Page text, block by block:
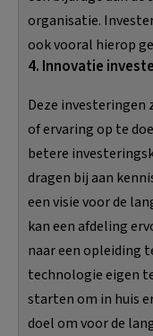
organisatie.
ook vooral hierop
4. Innovatie
Deze investeringen
of ervaring op te
betere
dragen bij aan
een visie voor de
kan een afdeling
naar een opleiding
technologie eigen
starten om in huis
doel om voor de